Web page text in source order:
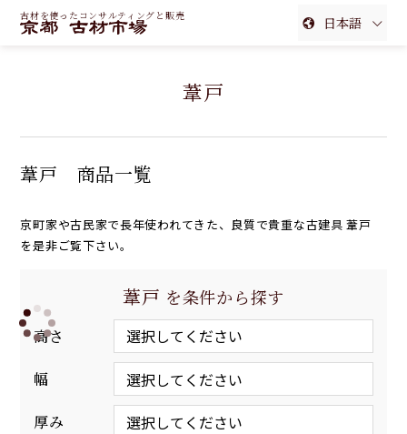
古材を使ったコンサルティングと販売
日本語
繁体中文
葦戸
葦戸 商品一覧
京町家や古民家で長年使われてきた、良質で貴重な古建具 葦戸
を是非ご覧下さい。
葦戸 を条件から探す
高さ
幅
厚み